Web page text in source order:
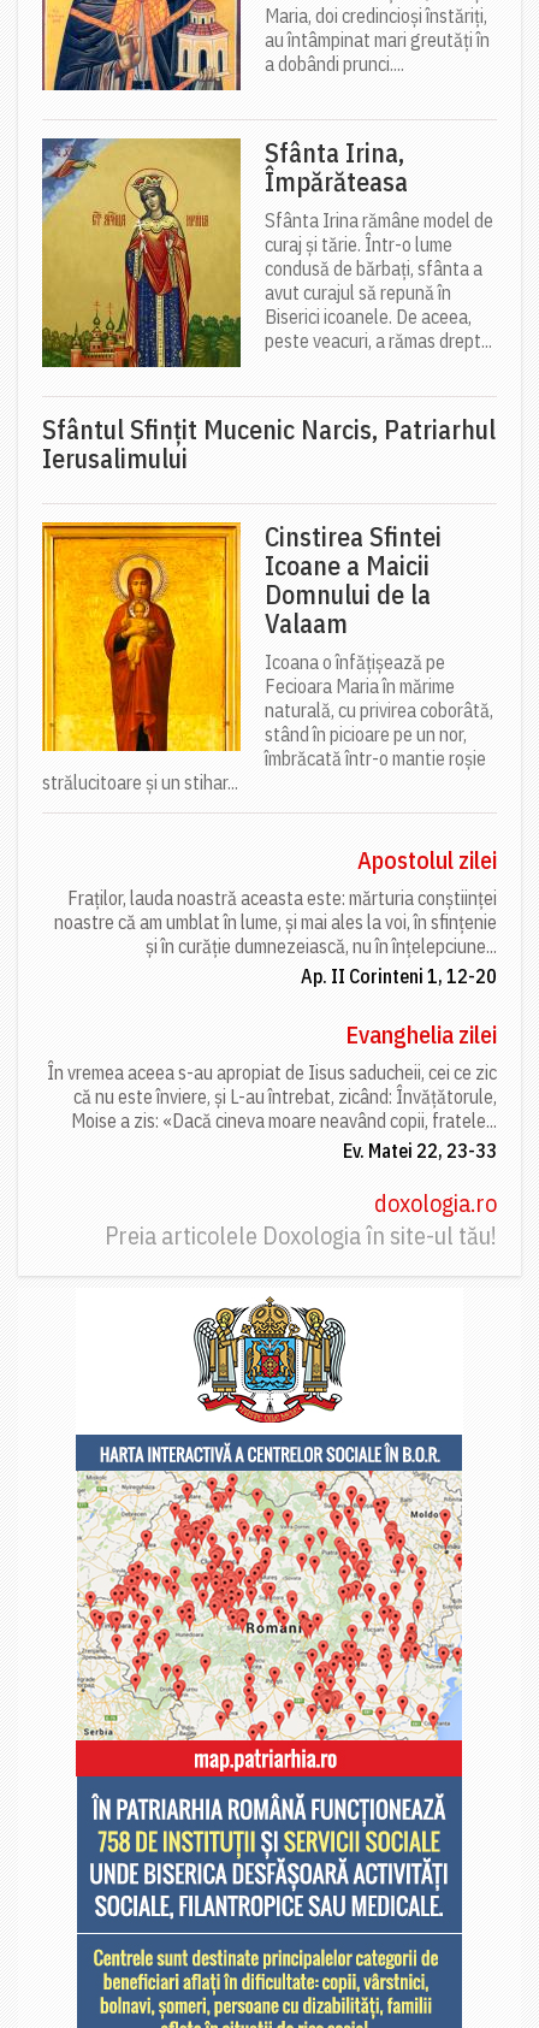
Maria, doi credincioși înstăriți,
au întâmpinat mari greutăți în
a dobândi prunci....
Sfânta Irina,
Împărăteasa
Sfânta Irina rămâne model de
curaj și tărie. Într-o lume
condusă de bărbați, sfânta a
avut curajul să repună în
Biserici icoanele. De aceea,
peste veacuri, a rămas drept...
Sfântul Sfinţit Mucenic Narcis, Patriarhul
Ierusalimului
Cinstirea Sfintei
Icoane a Maicii
Domnului de la
Valaam
Icoana o înfățișează pe
Fecioara Maria în mărime
naturală, cu privirea coborâtă,
stând în picioare pe un nor,
îmbrăcată într-o mantie roșie
strălucitoare și un stihar...
Apostolul zilei
Fraților, lauda noastră aceasta este: mărturia conștiinței
noastre că am umblat în lume, și mai ales la voi, în sfințenie
și în curăție dumnezeiască, nu în înțelepciune...
Ap. II Corinteni 1, 12-20
Evanghelia zilei
În vremea aceea s-au apropiat de Iisus saducheii, cei ce zic
că nu este înviere, și L-au întrebat, zicând: Învățătorule,
Moise a zis: «Dacă cineva moare neavând copii, fratele...
Ev. Matei 22, 23-33
doxologia.ro
Preia articolele Doxologia în site-ul tău!